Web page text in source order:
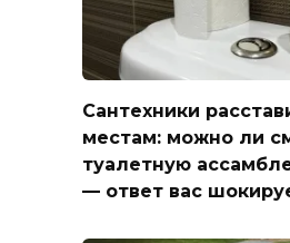
Сантехники
местам: можно ли
туалетную
— ответ вас